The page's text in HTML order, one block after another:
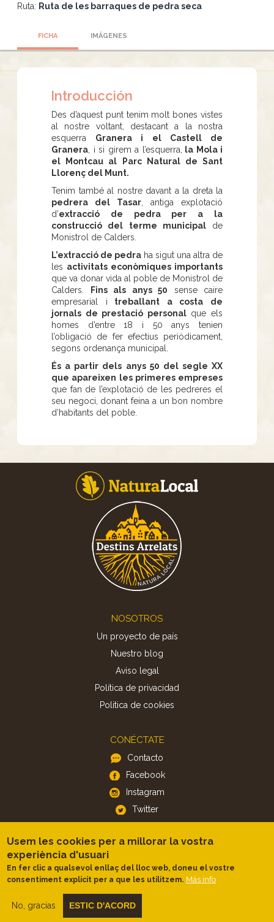
Ruta: Ruta de les barraques de pedra seca
FICHA IMÁGENES
Introducción
Des d’aquest punt tenim molt bones vistes
al nostre voltant, destacant a la nostra
esquerra Granera i el Castell de
Granera , i si girem a l’esquerra,
la Mola i
el Montcau al Parc Natural de Sant
Llorenç del Munt.
Tenim també al nostre davant a la dreta la
pedrera del Tasar , antiga explotació
d’extracció de pedra per a la
construcció del terme municipalde
Monistrol de Calders.
L’extracció de pedra ha sigut una altra de
les activitats econòmiques importants
que va donar vida al poble de Monistrol de
Calders.
Fins als anys 50 sense caire
empresarial i treballant a costa de
jornals de prestació personalque els
homes d’entre 18 i 50 anys tenien
l’obligació de fer efectius periòdicament,
segons ordenança municipal.
És a partir dels anys 50 del segle XX
que apareixen les primeres empreses
que fan de l’explotació de les pedreres el
seu negoci, donant feina a un bon nombre
d’habitants del poble.
NOSOTROS
Un proyecto de país
Nuestro blog
Aviso legal
Política de privacidad
Politica de cookies
CONÉCTATE
Contacto
Facebook
Instagram
Twitter
APP
Android
Usem les cookies per a millorar la vostra
experiència d'usuari
En fer clic a qualsevol enllaç del lloc web, doneu el vostre
consentiment explícit per a que les utilitzem. Más info
No, gracias ESTIC D'ACORD